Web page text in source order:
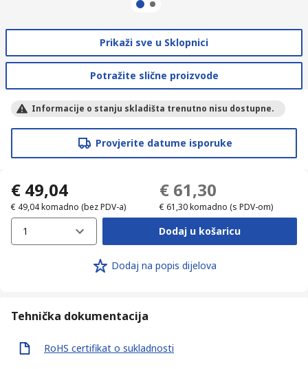
Prikaži sve u Sklopnici
Potražite slične proizvode
Informacije o stanju skladišta trenutno nisu dostupne.
Provjerite datume isporuke
€ 49,04
€ 49,04komadno (bez PDV-a)
€ 61,30
€ 61,30komadno (s PDV-om)
1 Dodaj u košaricu
Dodaj na popis dijelova
Tehnička dokumentacija
RoHS certifikat o sukladnosti